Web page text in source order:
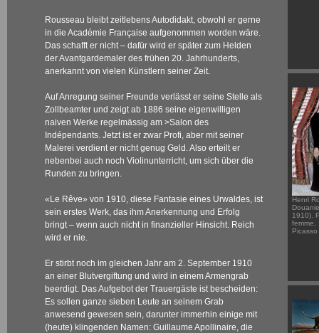
Rousseau bleibt zeitlebens Autodidakt, obwohl er gerne
in die Académie Française aufgenommen worden wäre.
Das schafft er nicht – dafür wird er später zum Helden
der Avantgardemaler des frühen 20. Jahrhunderts,
anerkannt von vielen Künstlern seiner Zeit.
Auf Anregung seiner Freunde verlässt er seine Stelle als
Zollbeamter und zeigt ab 1886 seine eigenwilligen
naiven Werke regelmässig am >Salon des
Indépendants. Jetzt ist er zwar Profi, aber mit seiner
Malerei verdient er nicht genug Geld. Also erteilt er
nebenbei auch noch Violinunterricht, um sich über die
Runden zu bringen.
«Le Rêve» von 1910, diese Fantasie eines Urwaldes, ist
sein erstes Werk, das ihm Anerkennung und Erfolg
bringt – wenn auch nicht in finanzieller Hinsicht. Reich
wird er nie.
Er stirbt noch im gleichen Jahr am 2. September 1910
an einer Blutvergiftung und wird in einem Armengrab
beerdigt. Das Aufgebot der Trauergäste ist bescheiden:
Es sollen ganze sieben Leute an seinem Grab
anwesend gewesen sein, darunter immerhin einige mit
(heute) klingenden Namen: Guillaume Apollinaire, die
Henri
1910).
femme,